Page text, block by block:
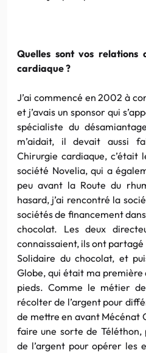
Quelles sont vos relations
cardiaque ?
J’ai commencé en 2002 à
et j’avais un sponsor qui
spécialiste du
m’aidait, il devait aussi
Chirurgie cardiaque, c’était
société Novelia, qui a
peu avant la Route du
hasard, j’ai rencontré la
sociétés de financement
chocolat. Les deux
connaissaient, ils ont partagé
Solidaire du chocolat, et
Globe, qui était ma
pieds. Comme le métier
récolter de l’argent pour
de mettre en avant Mécénat
faire une sorte de
de l’argent pour opérer les